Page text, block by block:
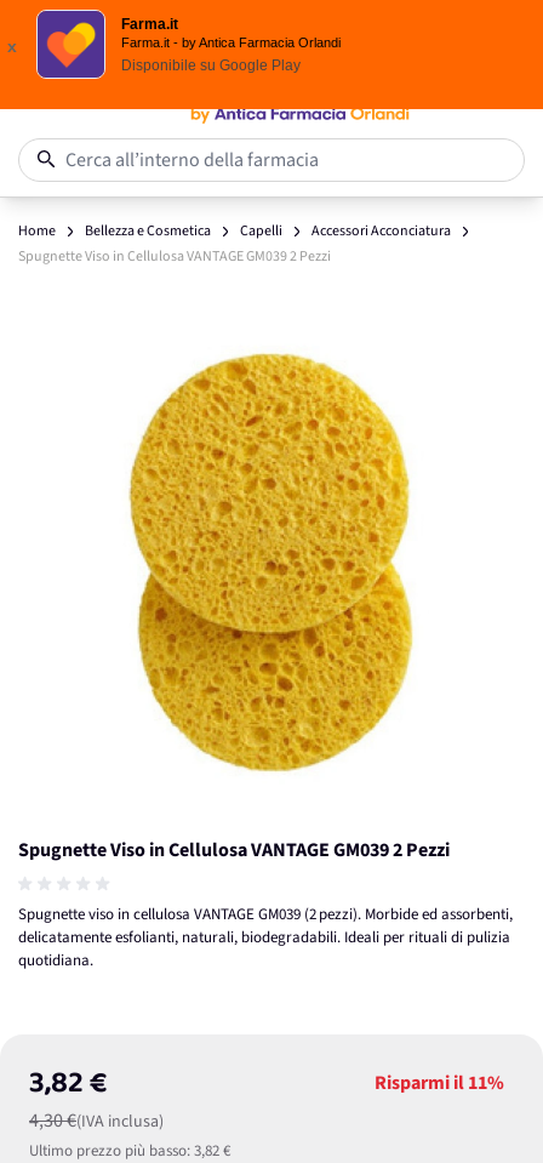
x
Farma.it
Farma.it - by Antica Farmacia Orlandi
Disponibile su Google Play
Salta al contenuto
Cerca all’interno della farmacia
Home Bellezza e Cosmetica Capelli
Accessori Acconciatura
Spugnette Viso in Cellulosa VANTAGE GM039 2 Pezzi
Spugnette Viso in Cellulosa VANTAGE GM039 2 Pezzi
Spugnette viso in cellulosa VANTAGE GM039 (2 pezzi). Morbide ed assorbenti,
delicatamente esfolianti, naturali, biodegradabili. Ideali per rituali di pulizia
quotidiana.
3,82 €
4,30 €(IVA inclusa)
Risparmi il11%
Ultimo prezzo più basso:3,82 €